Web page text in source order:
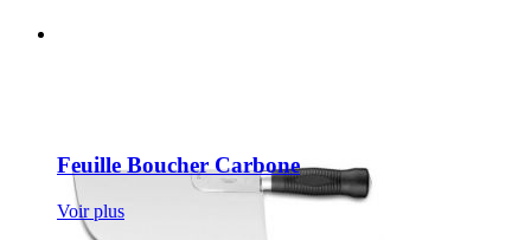
Feuille Boucher Carbone
Voir plus